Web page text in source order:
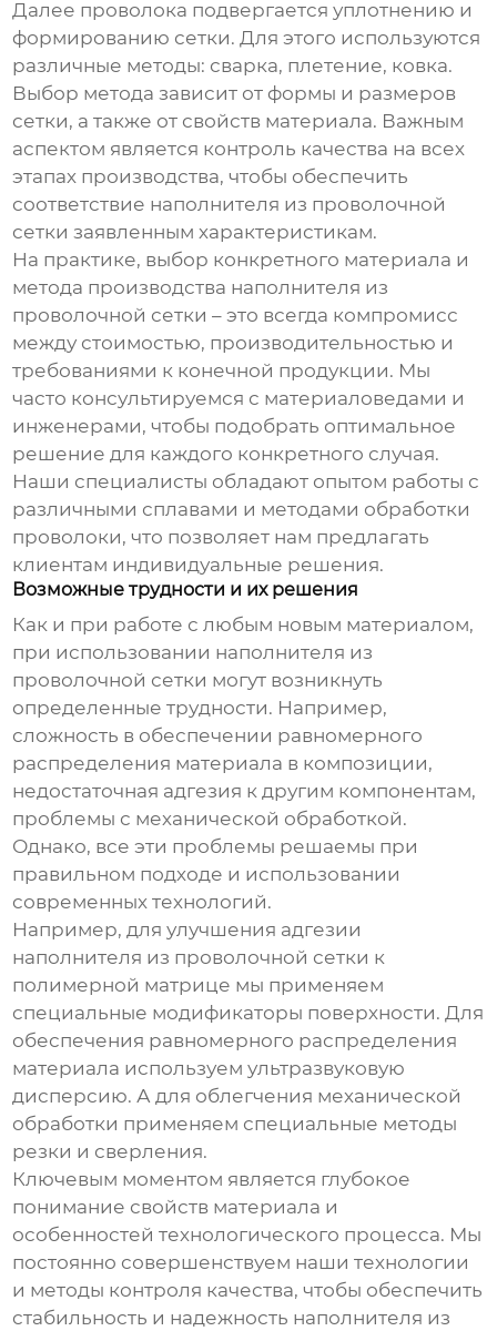
Далее проволока подвергается уплотнению и
формированию сетки. Для этого используются
различные методы: сварка, плетение, ковка.
Выбор метода зависит от формы и размеров
сетки, а также от свойств материала. Важным
аспектом является контроль качества на всех
этапах производства, чтобы обеспечить
соответствие наполнителя из проволочной
сетки заявленным характеристикам.
На практике, выбор конкретного материала и
метода производства наполнителя из
проволочной сетки – это всегда компромисс
между стоимостью, производительностью и
требованиями к конечной продукции. Мы
часто консультируемся с материаловедами и
инженерами, чтобы подобрать оптимальное
решение для каждого конкретного случая.
Наши специалисты обладают опытом работы с
различными сплавами и методами обработки
проволоки, что позволяет нам предлагать
клиентам индивидуальные решения.
Возможные трудности и их решения
Как и при работе с любым новым материалом,
при использовании наполнителя из
проволочной сетки могут возникнуть
определенные трудности. Например,
сложность в обеспечении равномерного
распределения материала в композиции,
недостаточная адгезия к другим компонентам,
проблемы с механической обработкой.
Однако, все эти проблемы решаемы при
правильном подходе и использовании
современных технологий.
Например, для улучшения адгезии
наполнителя из проволочной сетки к
полимерной матрице мы применяем
специальные модификаторы поверхности. Для
обеспечения равномерного распределения
материала используем ультразвуковую
дисперсию. А для облегчения механической
обработки применяем специальные методы
резки и сверления.
Ключевым моментом является глубокое
понимание свойств материала и
особенностей технологического процесса. Мы
постоянно совершенствуем наши технологии
и методы контроля качества, чтобы обеспечить
стабильность и надежность наполнителя из